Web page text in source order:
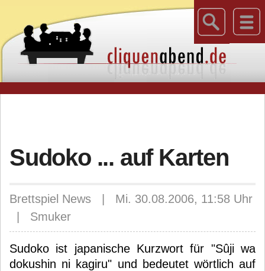
Sudoko ... auf Karten
Brettspiel News | Mi. 30.08.2006, 11:58 Uhr
| Smuker
Sudoko ist japanische Kurzwort für "Sûji wa
dokushin ni kagiru" und bedeutet wörtlich auf